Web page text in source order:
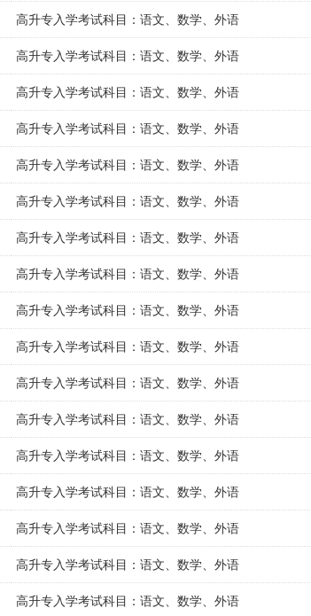
高升专入学考试科目：语文、数学、外语
高升专入学考试科目：语文、数学、外语
高升专入学考试科目：语文、数学、外语
高升专入学考试科目：语文、数学、外语
高升专入学考试科目：语文、数学、外语
高升专入学考试科目：语文、数学、外语
高升专入学考试科目：语文、数学、外语
高升专入学考试科目：语文、数学、外语
高升专入学考试科目：语文、数学、外语
高升专入学考试科目：语文、数学、外语
高升专入学考试科目：语文、数学、外语
高升专入学考试科目：语文、数学、外语
高升专入学考试科目：语文、数学、外语
高升专入学考试科目：语文、数学、外语
高升专入学考试科目：语文、数学、外语
高升专入学考试科目：语文、数学、外语
高升专入学考试科目：语文、数学、外语